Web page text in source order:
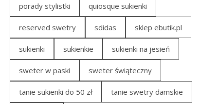
porady stylistki quiosque sukienki
reserved swetry sdidas sklep ebutik.pl
sukienki sukienkie sukienki na jesień
sweter w paski sweter świąteczny
tanie sukienki do 50 zł tanie swetry damskie